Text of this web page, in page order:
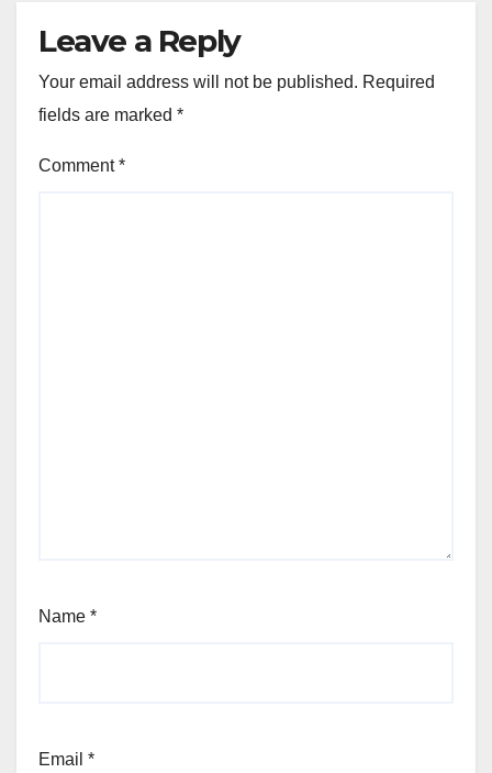
Leave a Reply
Your email address will not be published. Required
fields are marked *
Comment*
Name *
Email *